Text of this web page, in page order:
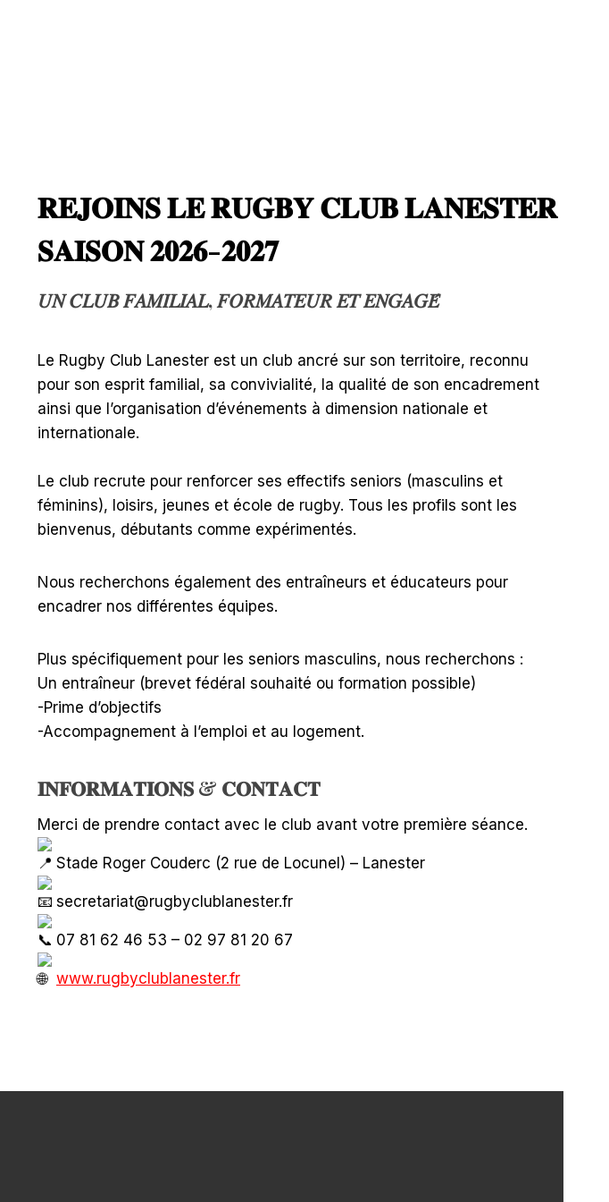
𝐑𝐄𝐉𝐎𝐈𝐍𝐒 𝐋𝐄 𝐑𝐔𝐆𝐁𝐘 𝐂𝐋𝐔𝐁 𝐋𝐀𝐍𝐄𝐒𝐓𝐄𝐑
𝐒𝐀𝐈𝐒𝐎𝐍 𝟐𝟎𝟐𝟔-𝟐𝟎𝟐𝟕
𝑈𝑁 𝐶𝐿𝑈𝐵 𝐹𝐴𝑀𝐼𝐿𝐼𝐴𝐿, 𝐹𝑂𝑅𝑀𝐴𝑇𝐸𝑈𝑅 𝐸𝑇 𝐸𝑁𝐺𝐴𝐺𝐸́
Le Rugby Club Lanester est un club ancré sur son territoire, reconnu
pour son esprit familial, sa convivialité, la qualité de son encadrement
ainsi que l’organisation d’événements à dimension nationale et
internationale.
Le club recrute pour renforcer ses effectifs seniors (masculins et
féminins), loisirs, jeunes et école de rugby. Tous les profils sont les
bienvenus, débutants comme expérimentés.
Nous recherchons également des entraîneurs et éducateurs pour
encadrer nos différentes équipes.
Plus spécifiquement pour les seniors masculins, nous recherchons :
Un entraîneur (brevet fédéral souhaité ou formation possible)
-Prime d’objectifs
-Accompagnement à l’emploi et au logement.
𝐈𝐍𝐅𝐎𝐑𝐌𝐀𝐓𝐈𝐎𝐍𝐒 & 𝐂𝐎𝐍𝐓𝐀𝐂𝐓
Merci de prendre contact avec le club avant votre première séance.
Stade Roger Couderc (2 rue de Locunel) – Lanester
secretariat@rugbyclublanester.fr
07 81 62 46 53 – 02 97 81 20 67
www.rugbyclublanester.fr